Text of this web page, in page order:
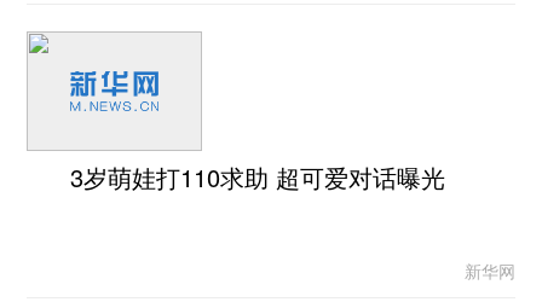
3岁萌娃打110求助 超可爱对话曝光
新华网